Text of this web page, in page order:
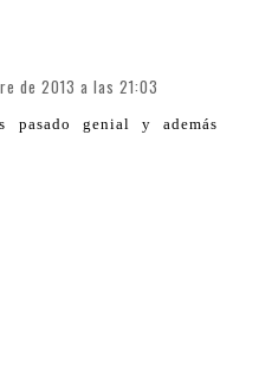
de 2013 a las 21:03
pasado genial y además